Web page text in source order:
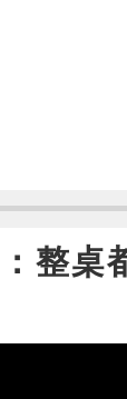
整桌